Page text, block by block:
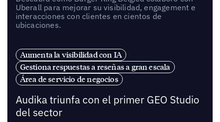
Uberall para mejorar su visibilidad, engagement e
interacciones con clientes en cientos de
ubicaciones.
Aumenta la visibilidad con IA
Gestiona respuestas a reseñas a gran escala
Área de servicio de negocios
Audika triunfa con el primer GEO Studio
del sector